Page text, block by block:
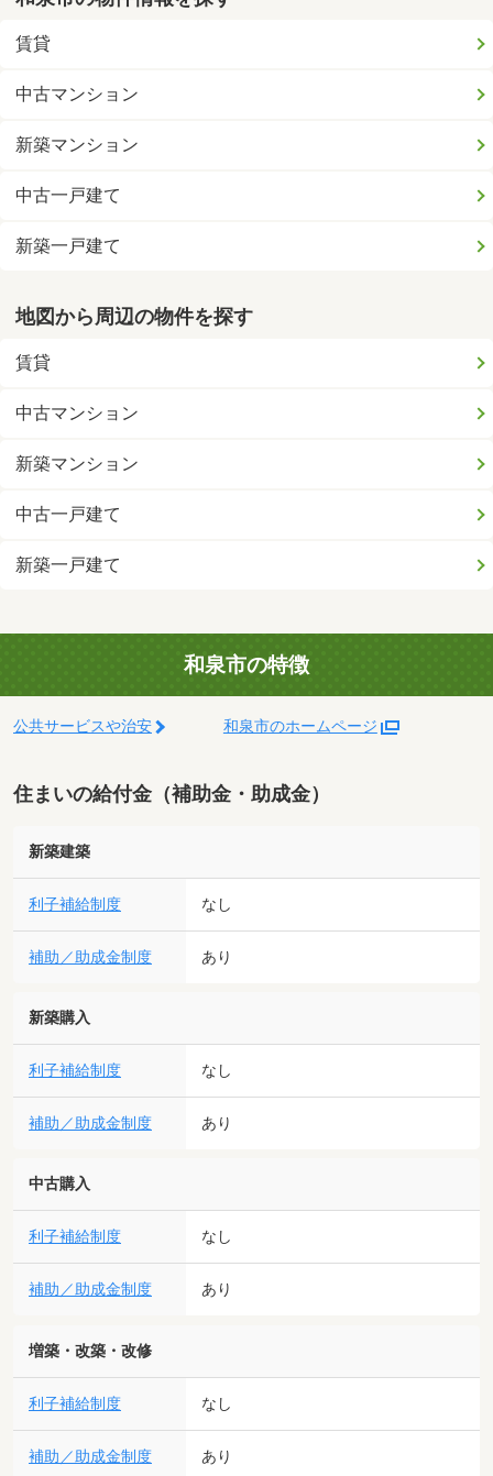
賃貸
中古マンション
新築マンション
中古一戸建て
新築一戸建て
地図から周辺の物件を探す
賃貸
中古マンション
新築マンション
中古一戸建て
新築一戸建て
和泉市の特徴
公共サービスや治安 和泉市のホームページ
住まいの給付金（補助金・助成金）
新築建築
利子補給制度 なし
補助／助成金制度 あり
新築購入
利子補給制度 なし
補助／助成金制度 あり
中古購入
利子補給制度 なし
補助／助成金制度 あり
増築・改築・改修
利子補給制度 なし
補助／助成金制度 あり